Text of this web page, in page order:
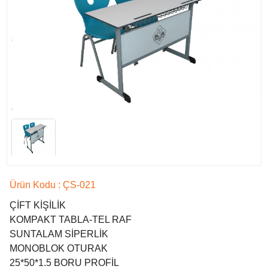
Ürün Kodu : ÇS-021
ÇİFT KİŞİLİK
KOMPAKT TABLA-TEL RAF
SUNTALAM SİPERLİK
MONOBLOK OTURAK
25*50*1.5 BORU PROFİL
HATAY- DEFNE
KOZAN FEN LİSESİ 4mz Eğitim Donatılarını Tercih Etti
ADANA - KOZAN
AKKAPI MESLEKİ VE TEKNİK ANADOLU LİSESİ
ADANA - SEYHAN